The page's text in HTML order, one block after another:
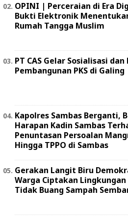
OPINI | Perceraian di Era
Bukti Elektronik
Rumah Tangga Muslim
PT CAS Gelar Sosialisasi
Pembangunan PKS di Galing
Kapolres Sambas Berganti,
Harapan Kadin Sambas
Penuntasan Persoalan
Hingga TPPO di Sambas
Gerakan Langit Biru
Warga Ciptakan Lingkungan
Tidak Buang Sampah